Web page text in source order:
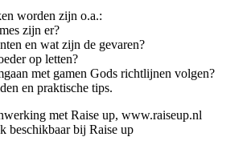
worden zijn o.a.:
zijn er?
en wat zijn de gevaren?
op letten?
met gamen Gods richtlijnen volgen?
en praktische tips.
met Raise up, www.raiseup.nl
beschikbaar bij Raise up